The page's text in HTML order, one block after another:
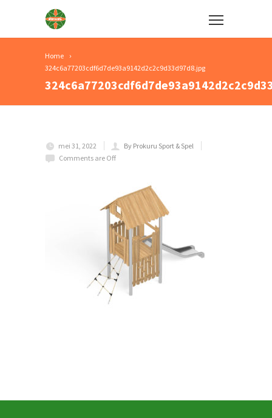
Home
324c6a77203cdf6d7de93a9142d2c2c9d33d97d8.jpg
mei 31, 2022
By Prokuru Sport & Spel
Comments are Off